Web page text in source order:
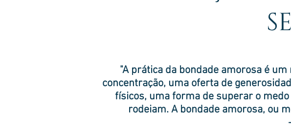
"A prática da bondade amorosa é
concentração, uma oferta de
físicos, uma forma de superar o
rodeiam. A bondade amorosa, ou